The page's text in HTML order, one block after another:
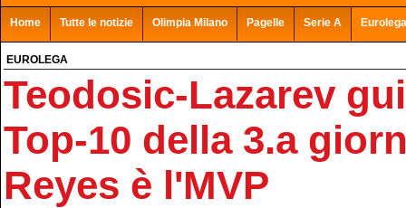
Home Tutte le notizie Olimpia Milano Pagelle Serie A Eurolega
EUROLEGA
Teodosic-Lazarev
Top-10 della 3.a
Reyes è l'MVP